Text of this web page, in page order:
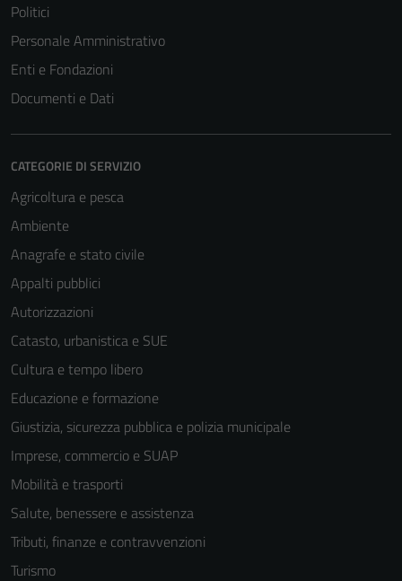
Politici
Personale Amministrativo
Enti e Fondazioni
Documenti e Dati
CATEGORIE DI SERVIZIO
Agricoltura e pesca
Ambiente
Anagrafe e stato civile
Appalti pubblici
Autorizzazioni
Catasto, urbanistica e SUE
Cultura e tempo libero
Educazione e formazione
Giustizia, sicurezza pubblica e polizia municipale
Imprese, commercio e SUAP
Mobilità e trasporti
Salute, benessere e assistenza
Tributi, finanze e contravvenzioni
Turismo